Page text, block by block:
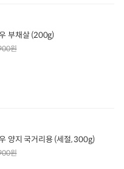
부채살 (200g)
원
양지 국거리용 (세절, 300g)
원